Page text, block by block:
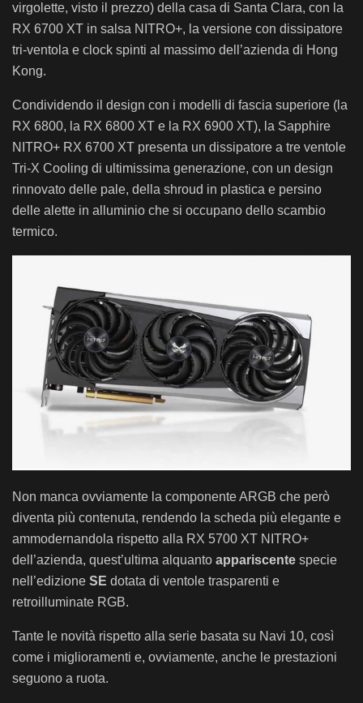
virgolette, visto il prezzo) della casa di Santa Clara, con la
RX 6700 XT in salsa NITRO+, la versione con dissipatore
tri-ventola e clock spinti al massimo dell’azienda di Hong
Kong.
Condividendo il design con i modelli di fascia superiore (la
RX 6800, la RX 6800 XT e la RX 6900 XT), la Sapphire
NITRO+ RX 6700 XT presenta un dissipatore a tre ventole
Tri-X Cooling di ultimissima generazione, con un design
rinnovato delle pale, della shroud in plastica e persino
delle alette in alluminio che si occupano dello scambio
termico.
Non manca ovviamente la componente ARGB che però
diventa più contenuta, rendendo la scheda più elegante e
ammodernandola rispetto alla RX 5700 XT NITRO+
dell’azienda, quest’ultima alquanto appariscente specie
nell’edizione SE dotata di ventole trasparenti e
retroilluminate RGB.
Tante le novità rispetto alla serie basata su Navi 10, così
come i miglioramenti e, ovviamente, anche le prestazioni
seguono a ruota.